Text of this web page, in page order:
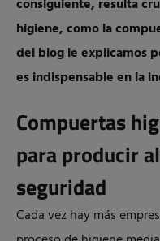
consiguiente, resulta
higiene, como la
del blog le explicamos
es indispensable en la
Compuertas
para producir
seguridad
Cada vez hay más